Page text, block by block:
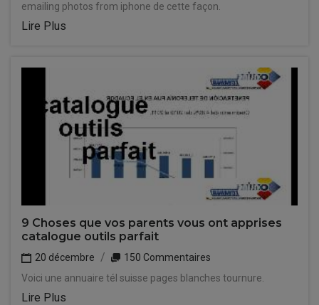
emailing photos from iphone de cette façon.
Lire Plus
9 Choses que vos parents vous ont apprises
catalogue outils parfait
20 décembre
150 Commentaires
Voici une annuaire tél suisse pages blanches tournure.
Lire Plus